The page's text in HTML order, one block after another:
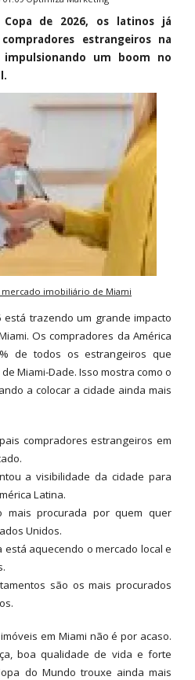
de 2026, os latinos já
estrangeiros na
impulsionando um boom no
imobiliário de Miami
trazendo um grande impacto
Os compradores da América
de todos os estrangeiros que
Miami-Dade. Isso mostra como o
a colocar a cidade ainda mais
compradores estrangeiros em
a visibilidade da cidade para
Latina.
mais procurada por quem quer
Unidos.
aquecendo o mercado local e
são os mais procurados
em Miami não é por acaso.
boa qualidade de vida e forte
do Mundo trouxe ainda mais